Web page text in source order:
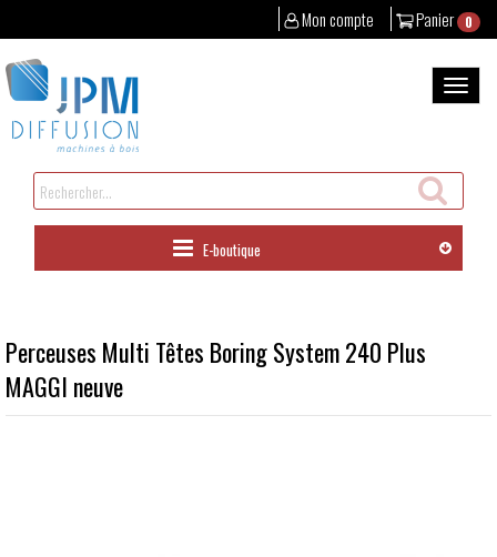
Panier 0
Mon compte
au
contenu
la
Rechercher
un
produit
E-boutique
Perceuses Multi Têtes Boring System 240 Plus
MAGGI neuve